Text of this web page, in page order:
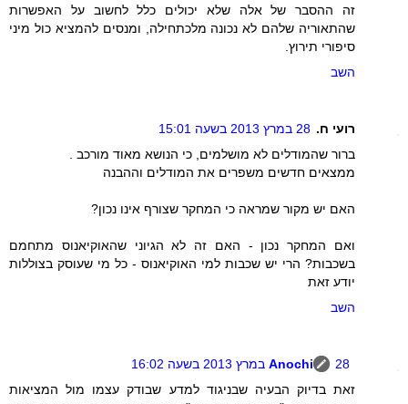
זה ההסבר של אלה שלא יכולים כלל לחשוב על האפשרות
שהתאוריה שלהם לא נכונה מלכתחילה, ומנסים להמציא כול מיני
סיפורי תירוץ.
השב
רועי ח. 28 במרץ 2013 בשעה 15:01
ברור שהמודלים לא מושלמים, כי הנושא מאוד מורכב .
ממצאים חדשים משפרים את המודלים וההבנה
האם יש מקור שמראה כי המחקר שצורף אינו נכון?
ואם המחקר נכון - האם זה לא הגיוני שהאוקיאנוס מתחמם
בשכבות? הרי יש שכבות למי האוקיאנוס - כל מי שעוסק בצוללות
יודע זאת
השב
Anochi
28 במרץ 2013 בשעה 16:02
זאת בדיוק הבעיה שבניגוד למדע שבודק עצמו מול המציאות